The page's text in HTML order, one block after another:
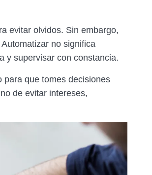
evitar olvidos. Sin embargo,
no significa
y supervisar con constancia.
para que tomes decisiones
de evitar intereses,